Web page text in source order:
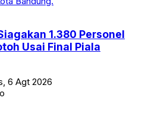
1.380 Personel
Usai Final Piala
6 Agt 2026